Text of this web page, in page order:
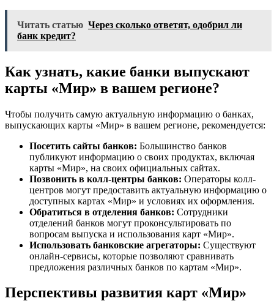
Читать статью Через сколько ответят, одобрил ли
банк кредит?
Как узнать, какие банки выпускают
карты «Мир» в вашем регионе?
Чтобы получить самую актуальную информацию о банках,
выпускающих карты «Мир» в вашем регионе, рекомендуется:
Посетить сайты банков: Большинство банков
публикуют информацию о своих продуктах, включая
карты «Мир», на своих официальных сайтах.
Позвонить в колл-центры банков: Операторы колл-
центров могут предоставить актуальную информацию о
доступных картах «Мир» и условиях их оформления.
Обратиться в отделения банков: Сотрудники
отделений банков могут проконсультировать по
вопросам выпуска и использования карт «Мир».
Использовать банковские агрегаторы: Существуют
онлайн-сервисы, которые позволяют сравнивать
предложения различных банков по картам «Мир».
Перспективы развития карт «Мир»